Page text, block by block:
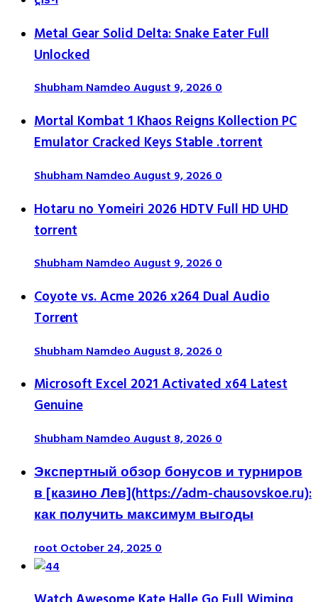
Metal Gear Solid Delta: Snake Eater Full
Unlocked
Shubham NamdeoAugust 9, 20260
Mortal Kombat 1 Khaos Reigns Kollection PC
Emulator Cracked Keys Stable .torrent
Shubham NamdeoAugust 9, 20260
Hotaru no Yomeiri 2026 HDTV Full HD UHD
torrent
Shubham NamdeoAugust 9, 20260
Coyote vs. Acme 2026 x264 Dual Audio
Torr𝐞nt
Shubham NamdeoAugust 8, 20260
Microsoft Excel 2021 Activated x64 Latest
Genuine
Shubham NamdeoAugust 8, 20260
Экспертный обзор бонусов и турниров
в [казино Лев](https://adm-chausovskoe.ru):
как получить максимум выгоды
rootOctober 24, 20250